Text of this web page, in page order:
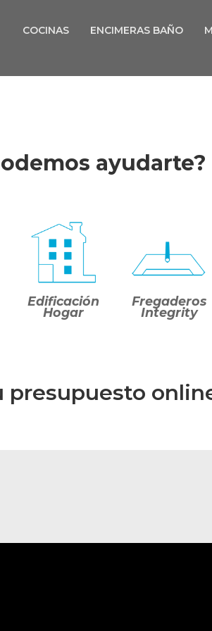
COCINAS ENCIMERAS BAÑO
Edificación
Hogar
Fregaderos
Integrity
presupuesto